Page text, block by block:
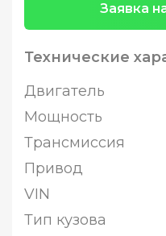
Заявка
Технические
Двигатель
Мощность
Трансмиссия
Привод
VIN
Тип кузова